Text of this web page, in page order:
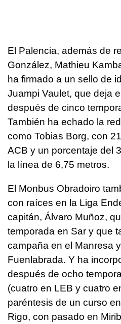
El Palencia, además de
González, Mathieu
ha firmado a un sello de
Juampi Vaulet, que deja
después de cinco
También ha echado la
como Tobias Borg, con
ACB y un porcentaje del
la línea de 6,75 metros.
El Monbus Obradoiro
con raíces en la Liga
capitán, Álvaro Muñoz,
temporada en Sar y que
campaña en el Manresa
Fuenlabrada. Y ha
después de ocho
(cuatro en LEB y cuatro
paréntesis de un curso
Rigo, con pasado en